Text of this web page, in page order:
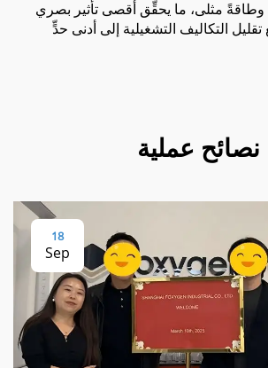
وطاقةً مثلى، ما يحقِّق أقصى تأثير بصري
التكاليف التشغيلية إلى أدنى حدٍّ
نصائح عملية
18
Sep